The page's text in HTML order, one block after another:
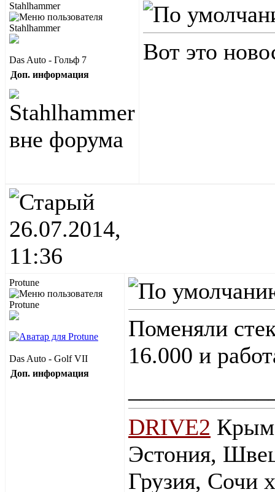
Stahlhammer
Das Auto - Гольф 7
Доп. информация
Вот это
26.07.2014,
11:36
Protune
Das Auto - Golf VII
Доп. информация
Поменяли
16.000 и
DRIVE2 Крым
Эстония,
Грузия, Сочи